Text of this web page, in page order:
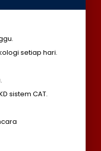
setiap hari.
sistem CAT.